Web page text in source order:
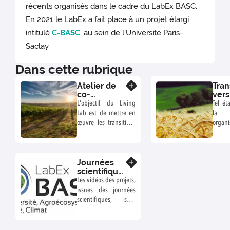
récents organisés dans le cadre du LabEx BASC.
En 2021 le LabEx a fait place à un projet élargi
intituléC-BASC, au sein de l'Université Paris-
Saclay
Dans cette rubrique
Atelier de
co-
construction
de projets
de
francilien,
janvier 2020
L'objectif du Living
Lab est de mettre en
œuvre les transitions
l'échelle territoriale
avec un large éventail
d'acteurs du Sud-
ouest Francilien. Cet
atelier fait partie
réunions dans
et
Tel
la
Journées
scientifiques
finales
(2020-2021)
Les vidéos des projets,
issues des journées
scientifiques, sont
BASC a organisé cet